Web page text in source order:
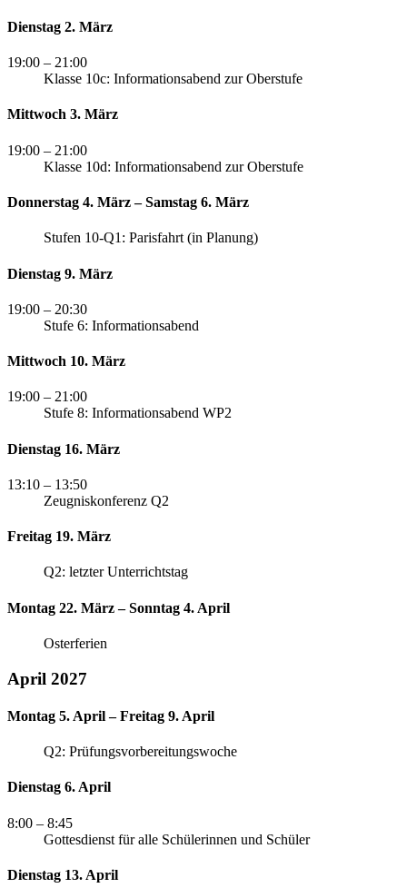
Dienstag 2. März
19:00 – 21:00
Klasse 10c: Informationsabend zur Oberstufe
Mittwoch 3. März
19:00 – 21:00
Klasse 10d: Informationsabend zur Oberstufe
Donnerstag 4. März – Samstag 6. März
Stufen 10-Q1: Parisfahrt (in Planung)
Dienstag 9. März
19:00 – 20:30
Stufe 6: Informationsabend
Mittwoch 10. März
19:00 – 21:00
Stufe 8: Informationsabend WP2
Dienstag 16. März
13:10 – 13:50
Zeugniskonferenz Q2
Freitag 19. März
Q2: letzter Unterrichtstag
Montag 22. März – Sonntag 4. April
Osterferien
April 2027
Montag 5. April – Freitag 9. April
Q2: Prüfungsvorbereitungswoche
Dienstag 6. April
8:00 – 8:45
Gottesdienst für alle Schülerinnen und Schüler
Dienstag 13. April